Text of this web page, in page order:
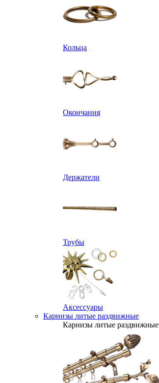
Кольца
Окончания
Держатели
Трубы
Аксессуары
Карнизы литые раздвижные
Карнизы литые раздвижные